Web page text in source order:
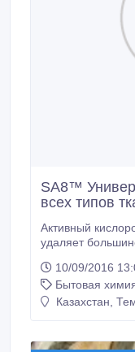
SA8™
всех типов
Активный
удаляет
стирки. Подходит для
тканей. Пользуюсь этим средством уже пару лет, и
вроде знаю что хороший, все
ехав в поезде уже на
10/09/2016
Бытовая
Казахстан,